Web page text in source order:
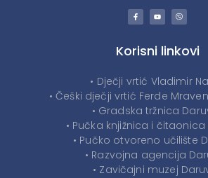
Korisni linkovi
• Dječji vrtić Vladimir
• Češki dječji vrtić Ferde
• Gradska tržnica
• Pučka knjižnica i
• Pučko otvoreno učilište
• Razvojna agencija
• Zavičajni muzej